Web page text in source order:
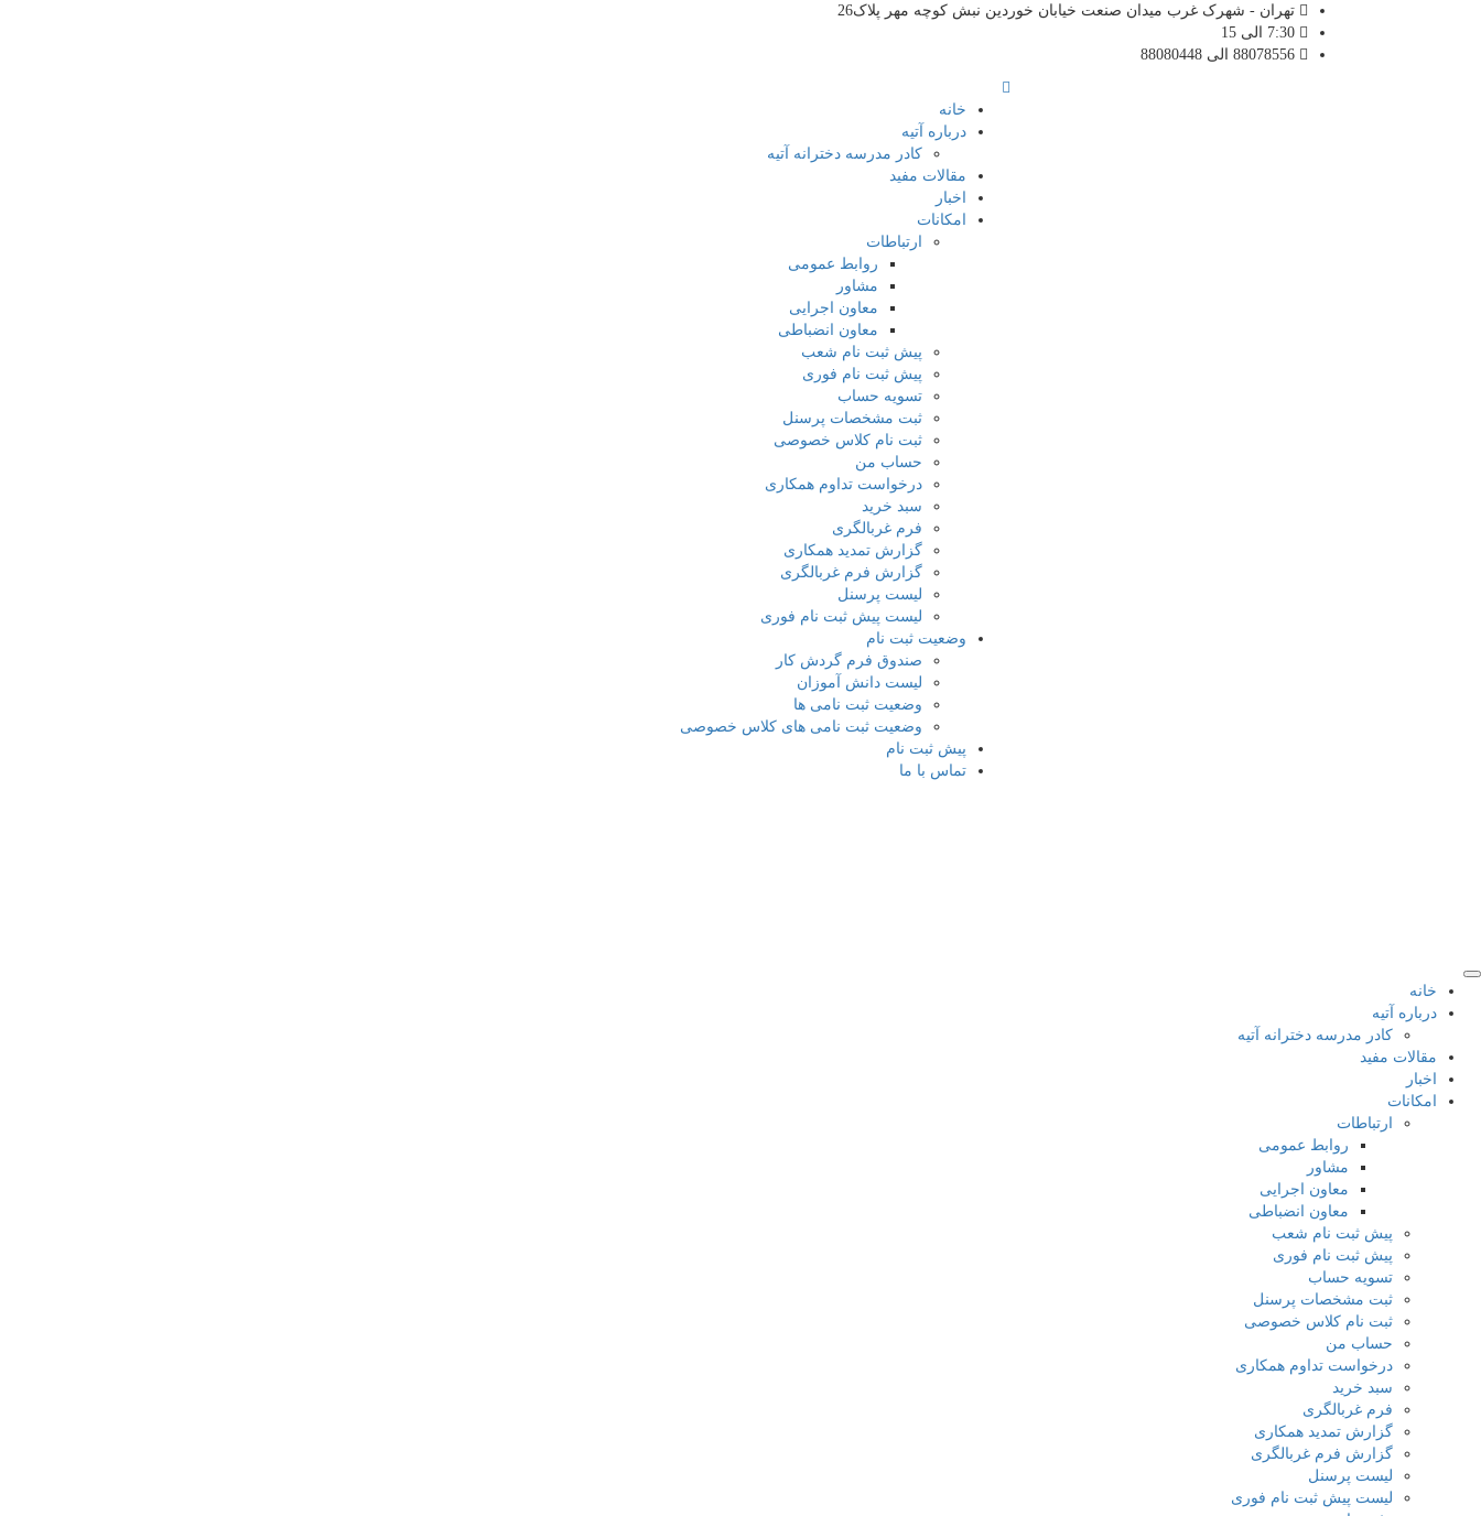
تهران - شهرک غرب میدان صنعت خیابان خوردین نبش کوچه مهر پلاک26
7:30 الی 15
88078556 الی 88080448
خانه
درباره آتیه
کادر مدرسه دخترانه آتیه
مقالات مفید
اخبار
امکانات
ارتباطات
روابط عمومی
مشاور
معاون اجرایی
معاون انضباطی
پیش ثبت نام شعب
پیش ثبت نام فوری
تسویه حساب
ثبت مشخصات پرسنل
ثبت نام کلاس خصوصی
حساب من
درخواست تداوم همکاری
سبد خرید
فرم غربالگری
گزارش تمدید همکاری
گزارش فرم غربالگری
لیست پرسنل
لیست پیش ثبت نام فوری
وضعیت ثبت نام
صندوق فرم گردش کار
لیست دانش آموزان
وضعیت ثبت نامی ها
وضعیت ثبت نامی های کلاس خصوصی
پیش ثبت نام
تماس با ما
خانه
درباره آتیه
کادر مدرسه دخترانه آتیه
مقالات مفید
اخبار
امکانات
ارتباطات
روابط عمومی
مشاور
معاون اجرایی
معاون انضباطی
پیش ثبت نام شعب
پیش ثبت نام فوری
تسویه حساب
ثبت مشخصات پرسنل
ثبت نام کلاس خصوصی
حساب من
درخواست تداوم همکاری
سبد خرید
فرم غربالگری
گزارش تمدید همکاری
گزارش فرم غربالگری
لیست پرسنل
لیست پیش ثبت نام فوری